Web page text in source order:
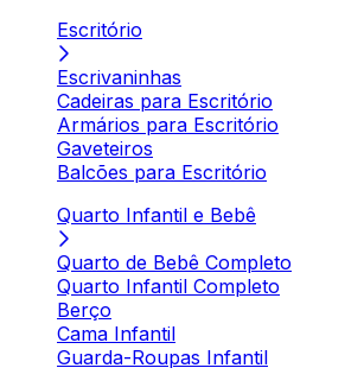
Escritório
Escrivaninhas
Cadeiras para Escritório
Armários para Escritório
Gaveteiros
Balcões para Escritório
Quarto Infantil e Bebê
Quarto de Bebê Completo
Quarto Infantil Completo
Berço
Cama Infantil
Guarda-Roupas Infantil